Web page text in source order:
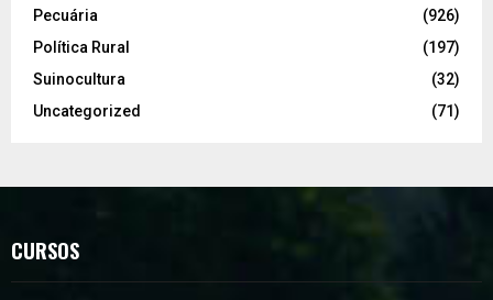
Pecuária
(926)
Política Rural
(197)
Suinocultura
(32)
Uncategorized
(71)
CURSOS